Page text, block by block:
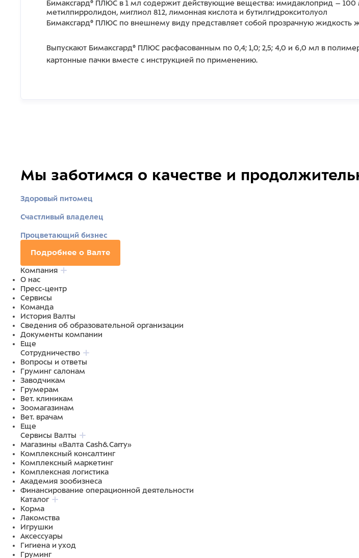
Бимаксгард® ПЛЮС в 1 мл содержит действующие вещества: имидаклоприд –
метилпирролидон, миглиол 812, лимонная кислота и бутилгидрокситолуол
Бимаксгард® ПЛЮС по внешнему виду представляет собой прозрачную жидкость
Выпускают Бимаксгард® ПЛЮС расфасованным по 0,4; 1,0; 2,5; 4,0 и 6,0 мл в
картонные пачки вместе с инструкцией по применению.
Мы заботимся о качестве и
Здоровый питомец
Счастливый владелец
Процветающий бизнес
Подробнее о Валте
Компания
О нас
Пресс-центр
Сервисы
Команда
История Валты
Сведения об образовательной организации
Документы компании
Еще
Сотрудничество
Вопросы и ответы
Груминг салонам
Заводчикам
Грумерам
Вет. клиникам
Зоомагазинам
Вет. врачам
Еще
Сервисы Валты
Магазины «Валта Cash&Carry»
Комплексный консалтинг
Комплексный маркетинг
Комплексная логистика
Академия зообизнеса
Финансирование операционной деятельности
Каталог
Корма
Лакомства
Игрушки
Аксессуары
Гигиена и уход
Груминг